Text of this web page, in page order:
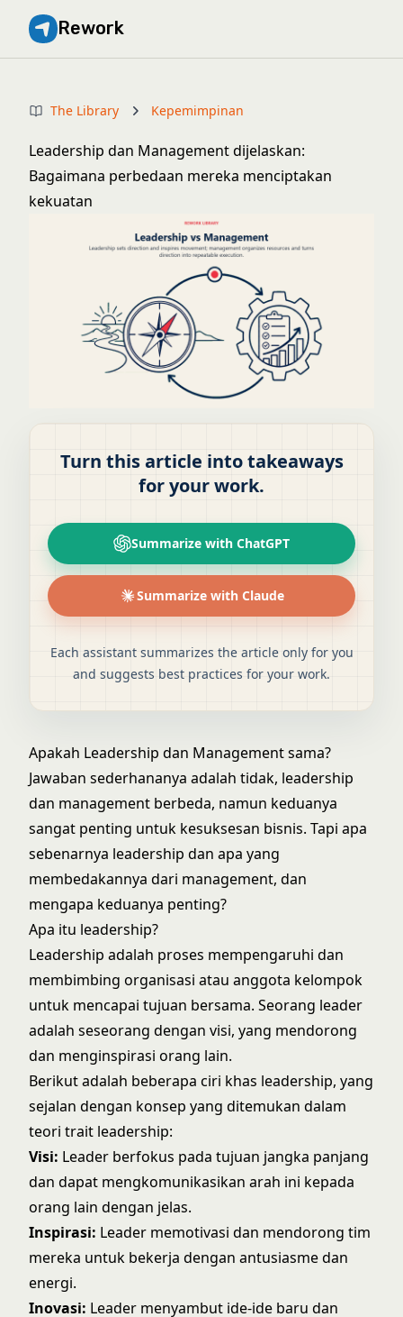
Rework
The Library Kepemimpinan
Leadership dan Management dijelaskan:
Bagaimana perbedaan mereka menciptakan
kekuatan
Turn this article into takeaways
for your work.
Summarize with ChatGPT
Summarize with Claude
Each assistant summarizes the article only for you
and suggests best practices for your work.
Apakah Leadership dan Management sama?
Jawaban sederhananya adalah tidak, leadership
dan management berbeda, namun keduanya
sangat penting untuk kesuksesan bisnis. Tapi apa
sebenarnya leadership dan apa yang
membedakannya dari management, dan
mengapa keduanya penting?
Apa itu leadership?
Leadership adalah proses mempengaruhi dan
membimbing organisasi atau anggota kelompok
untuk mencapai tujuan bersama. Seorang leader
adalah seseorang dengan visi, yang mendorong
dan menginspirasi orang lain.
Berikut adalah beberapa ciri khas leadership, yang
sejalan dengan konsep yang ditemukan dalam
teori trait leadership:
Visi: Leader berfokus pada tujuan jangka panjang
dan dapat mengkomunikasikan arah ini kepada
orang lain dengan jelas.
Inspirasi: Leader memotivasi dan mendorong tim
mereka untuk bekerja dengan antusiasme dan
energi.
Inovasi: Leader menyambut ide-ide baru dan